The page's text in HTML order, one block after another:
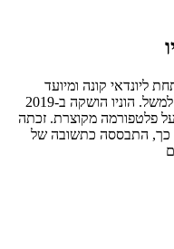
ליונדאי קונה ומיועד
לשווקים מחוץ לאירופה, כמו ארה"ב והודו למשל. הוניו הושקה ב-2019
על פלטפורמה מקוצרת. זכתה
כך, התבססה כתשובה של